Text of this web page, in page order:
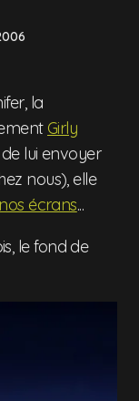
la
Girly
lui envoyer
nous), elle
écrans...
le fond de